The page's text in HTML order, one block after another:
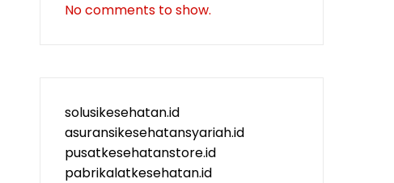
No comments to show.
solusikesehatan.id
asuransikesehatansyariah.id
pusatkesehatanstore.id
pabrikalatkesehatan.id